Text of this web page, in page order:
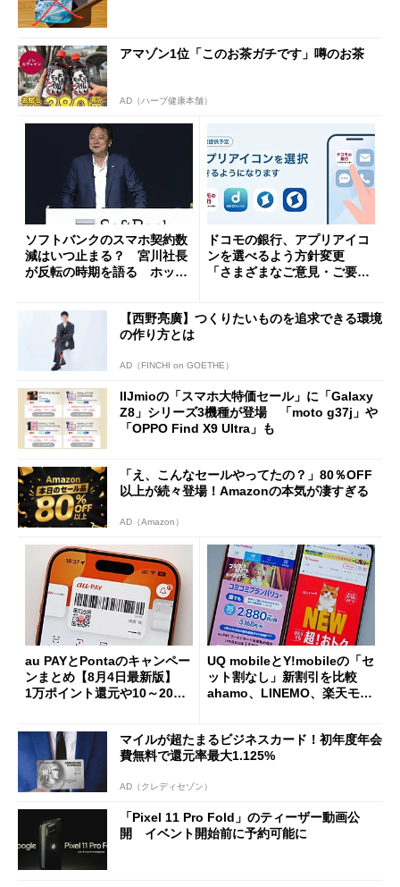
アマゾン1位「このお茶ガチです」噂のお茶
AD（ハーブ健康本舗）
ソフトバンクのスマホ契約数
減はいつ止まる？ 宮川社長
が反転の時期を語る ホッピ
ドコモの銀行、アプリアイコ
ンを選べるよう方針変更
「さまざまなご意見・ご要望
【西野亮廣】つくりたいものを追求できる環境
の作り方とは
AD（FINCHI on GOETHE）
IIJmioの「スマホ大特価セール」に「Galaxy
Z8」シリーズ3機種が登場 「moto g37j」や
「OPPO Find X9 Ultra」も
「え、こんなセールやってたの？」80％OFF
以上が続々登場！Amazonの本気が凄すぎる
AD（Amazon）
au PAYとPontaのキャンペー
ンまとめ【8月4日最新版】
1万ポイント還元や10～20％
UQ mobileとY!mobileの「セ
ット割なし」新割引を比較
ahamo、LINEMO、楽天モバ
マイルが超たまるビジネスカード！初年度年会
費無料で還元率最大1.125%
AD（クレディセゾン）
「Pixel 11 Pro Fold」のティーザー動画公
開 イベント開始前に予約可能に